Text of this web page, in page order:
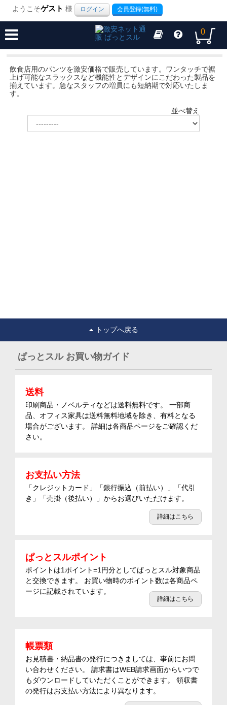
ようこそゲスト 様 ログイン 会員登録(無料)
0
飲食店用のパンツを激安価格で販売しています。ワンタッチで裾
上げ可能なスラックスなど機能性とデザインにこだわった製品を
揃えています。急なスタッフの増員にも短納期で対応いたしま
す。
並べ替え
トップへ戻る
ぱっとスル お買い物ガイド
送料
印刷商品・ノベルティなどは送料無料です。 一部商
品、オフィス家具は送料無料地域を除き、有料となる
場合がございます。 詳細は各商品ページをご確認くだ
さい。
お支払い方法
「クレジットカード」「銀行振込（前払い）」「代引
き」「売掛（後払い）」からお選びいただけます。
詳細はこちら
ぱっとスルポイント
ポイントは1ポイント=1円分としてぱっとスル対象商品
と交換できます。 お買い物時のポイント数は各商品ペ
ージに記載されています。
詳細はこちら
帳票類
お見積書・納品書の発行につきましては、事前にお問
い合わせください。 請求書はWEB請求画面からいつで
もダウンロードしていただくことができます。 領収書
の発行はお支払い方法により異なります。